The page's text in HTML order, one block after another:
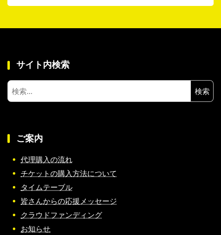
サイト内検索
検
索:
ご案内
代理購入の流れ
チケットの購入方法について
タイムテーブル
皆さんからの応援メッセージ
クラウドファンディング
お知らせ